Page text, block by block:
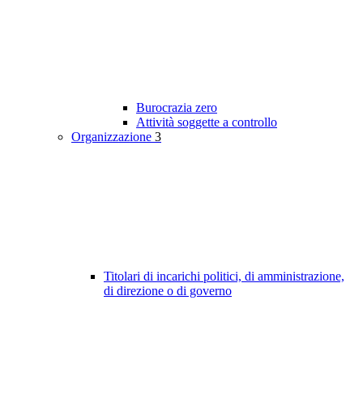
Burocrazia zero
Attività soggette a controllo
Organizzazione 3
Titolari di incarichi politici, di amministrazione,
di direzione o di governo